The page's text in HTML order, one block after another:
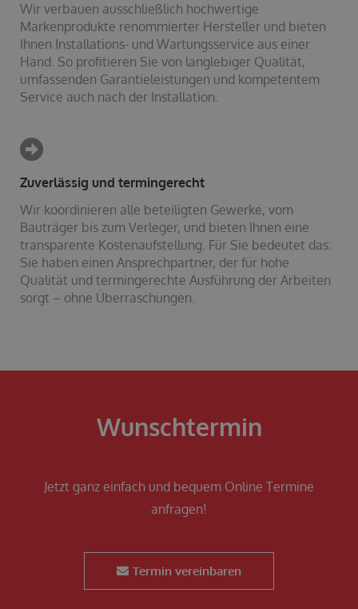
Wir verbauen ausschließlich hochwertige
Markenprodukte renommierter Hersteller und bieten
Ihnen Installations- und Wartungsservice aus einer
Hand. So profitieren Sie von langlebiger Qualität,
umfassenden Garantieleistungen und kompetentem
Service auch nach der Installation.
Zuverlässig und termingerecht
Wir koordinieren alle beteiligten Gewerke, vom
Bauträger bis zum Verleger, und bieten Ihnen eine
transparente Kostenaufstellung. Für Sie bedeutet das:
Sie haben einen Ansprechpartner, der für hohe
Qualität und termingerechte Ausführung der Arbeiten
sorgt – ohne Überraschungen.
Wunschtermin
Jetzt ganz einfach und bequem Online Termine
anfragen!
Termin vereinbaren